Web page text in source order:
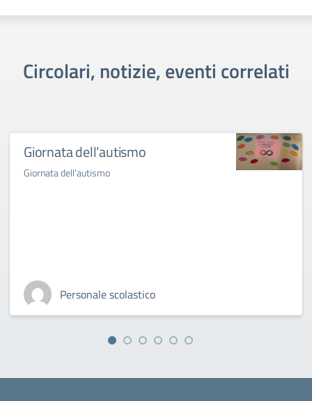
Circolari, notizie, eventi correlati
Giornata dell’autismo
Giornata dell’autismo
Personale scolastico